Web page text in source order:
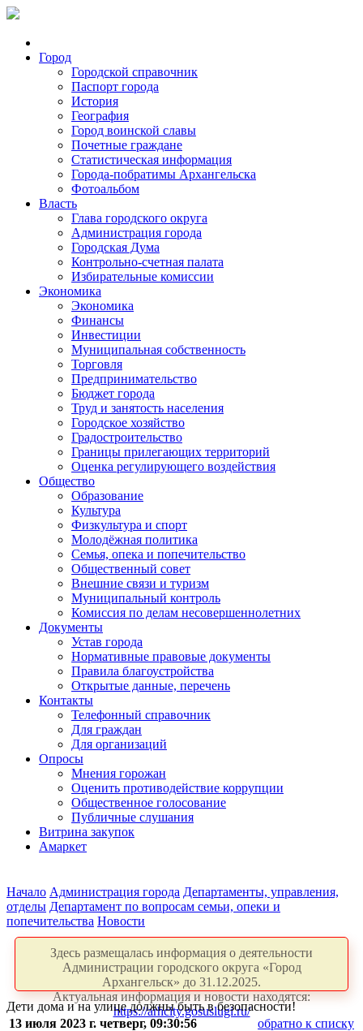
Город
Городской справочник
Паспорт города
История
География
Город воинской славы
Почетные граждане
Статистическая информация
Города-побратимы Архангельска
Фотоальбом
Власть
Глава городского округа
Администрация города
Городская Дума
Контрольно-счетная палата
Избирательные комиссии
Экономика
Экономика
Финансы
Инвестиции
Муниципальная собственность
Торговля
Предпринимательство
Бюджет города
Труд и занятость населения
Городское хозяйство
Градостроительство
Границы прилегающих территорий
Оценка регулирующего воздействия
Общество
Образование
Культура
Физкультура и спорт
Молодёжная политика
Семья, опека и попечительство
Общественный совет
Внешние связи и туризм
Муниципальный контроль
Комиссия по делам несовершеннолетних
Документы
Устав города
Нормативные правовые документы
Правила благоустройства
Открытые данные, перечень
Контакты
Телефонный справочник
Для граждан
Для организаций
Опросы
Мнения горожан
Оценить противодействие коррупции
Общественное голосование
Публичные слушания
Витрина закупок
Амаркет
Начало Администрация города Департаменты, управления,
отделы Департамент по вопросам семьи, опеки и
попечительства Новости
Здесь размещалась информация о деятельности
Администрации городского округа «Город
Архангельск» до 31.12.2025.
Актуальная информация и новости находятся:
https://arhcity.gosuslugi.ru/
Дети дома и на улице должны быть в безопасности!
13 июля 2023 г. четверг, 09:30:56
обратно к списку